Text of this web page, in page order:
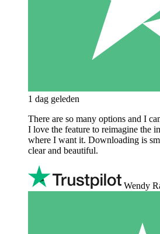
1 dag geleden
There are so many options and I
I love the feature to reimagine the
where I want it. Downloading is
clear and beautiful.
Wendy